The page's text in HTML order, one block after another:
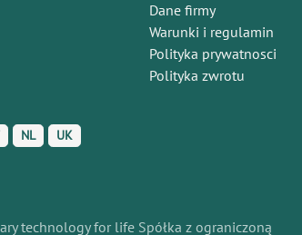
NL
UK
Dane firmy
Warunki i regulamin
Polityka prywatnosci
Polityka zwrotu
technology for life Spółka z ograniczoną